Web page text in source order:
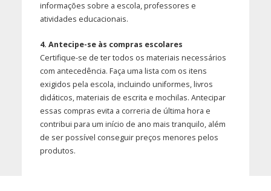
informações sobre a escola, professores e
atividades educacionais.
4. Antecipe-se às compras escolares
Certifique-se de ter todos os materiais necessários
com antecedência. Faça uma lista com os itens
exigidos pela escola, incluindo uniformes, livros
didáticos, materiais de escrita e mochilas. Antecipar
essas compras evita a correria de última hora e
contribui para um início de ano mais tranquilo, além
de ser possível conseguir preços menores pelos
produtos.